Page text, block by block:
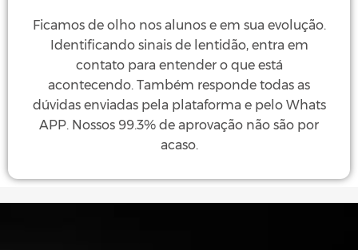
Ficamos de olho nos alunos e em sua evolução.
Identificando sinais de lentidão, entra em
contato para entender o que está
acontecendo. Também responde todas as
dúvidas enviadas pela plataforma e pelo Whats
APP. Nossos 99.3% de aprovação não são por
acaso.